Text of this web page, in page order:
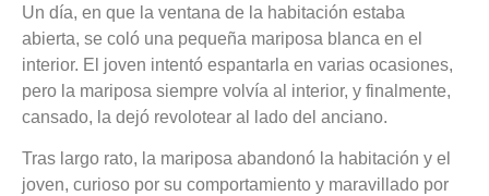
Un día, en que la ventana de la habitación estaba
abierta, se coló una pequeña mariposa blanca en el
interior. El joven intentó espantarla en varias ocasiones,
pero la mariposa siempre volvía al interior, y finalmente,
cansado, la dejó revolotear al lado del anciano.
Tras largo rato, la mariposa abandonó la habitación y el
joven, curioso por su comportamiento y maravillado por